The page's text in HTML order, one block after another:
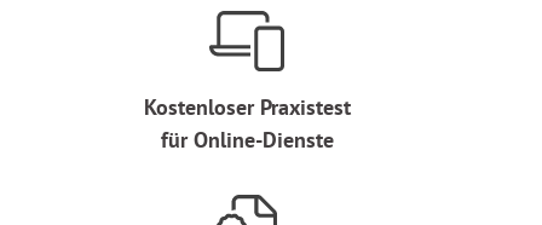
Kostenloser Praxistest
für Online-Dienste